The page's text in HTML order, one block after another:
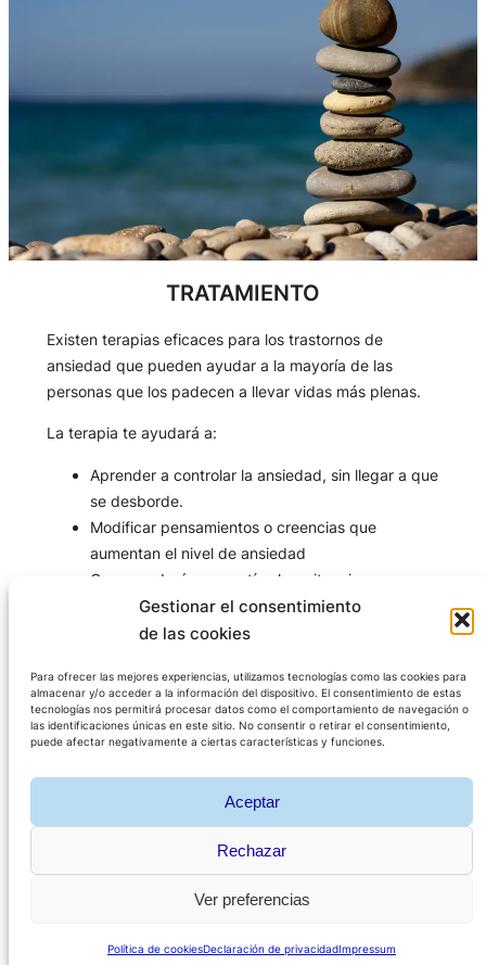
Gestionar el consentimiento
de las cookies
Para ofrecer las mejores experiencias, utilizamos tecnologías como las cookies para
almacenar y/o acceder a la información del dispositivo. El consentimiento de estas
tecnologías nos permitirá procesar datos como el comportamiento de navegación o
las identificaciones únicas en este sitio. No consentir o retirar el consentimiento,
puede afectar negativamente a ciertas características y funciones.
Aceptar
Rechazar
Ver preferencias
Política de cookiesDeclaración de privacidadImpressum
TRATAMIENTO
Existen terapias eficaces para los trastornos de
ansiedad que pueden ayudar a la mayoría de las
personas que los padecen a llevar vidas más plenas.
La terapia te ayudará a:
Aprender a controlar la ansiedad, sin llegar a que
se desborde.
Modificar pensamientos o creencias que
aumentan el nivel de ansiedad
Comprenderás que estímulos, situaciones
activan la respuesta de ansiedad
Todo ello te ayudará a mejorar tu confianza,
autoestima y a sentirte más tranquilo en el día a día,
con un mayor bienestar.
RESERVA TU CITA